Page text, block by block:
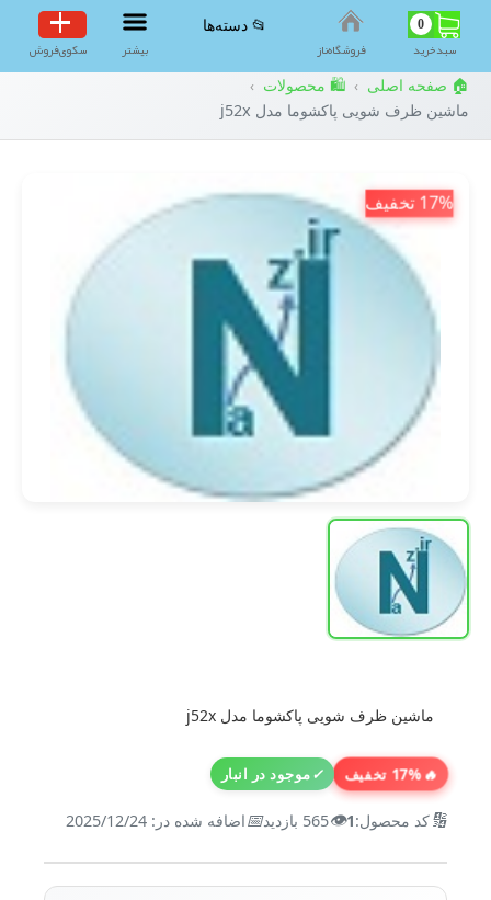
0
سبد‌خرید فروشگاه‌ناز
📂 دسته‌ها
بیشتر سکوی‌فروش
🏠 صفحه اصلی › 🛍️ محصولات ›
ماشین ظرف شویی پاکشوما مدل j52x
17% تخفیف
ماشین ظرف شویی پاکشوما مدل j52x
🔥17% تخفیف ✓موجود در انبار
🔢کد محصول:1
👁️565 بازدید 📅اضافه شده در: 2025/12/24